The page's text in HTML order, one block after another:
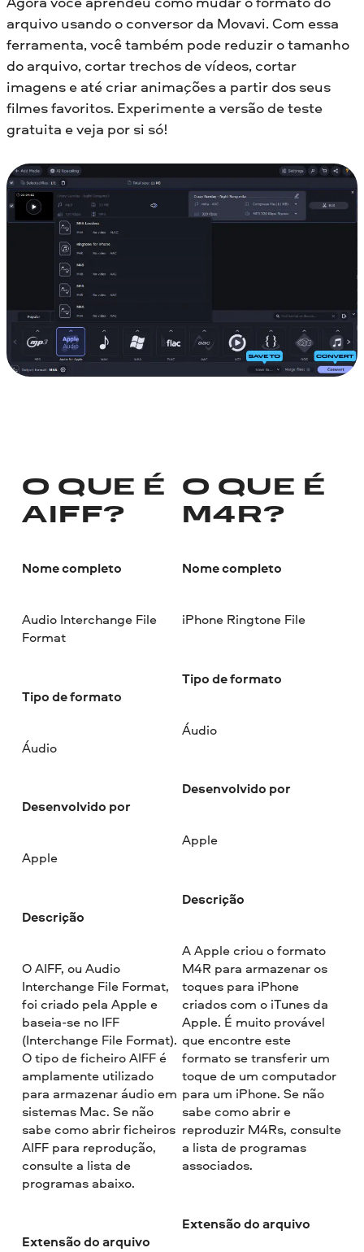
arquivo usando o conversor da Movavi. Com essa
ferramenta, você também pode reduzir o tamanho
do arquivo, cortar trechos de vídeos, cortar
imagens e até criar animações a partir dos seus
filmes favoritos. Experimente a versão de teste
gratuita e veja por si só!
O QUE É
AIFF?
Nome completo
Audio Interchange File
Format
Tipo de formato
Áudio
Desenvolvido por
Apple
Descrição
O AIFF, ou Audio
Interchange File Format,
foi criado pela Apple e
baseia-se no IFF
(Interchange File Format).
O tipo de ficheiro AIFF é
amplamente utilizado
para armazenar áudio em
sistemas Mac. Se não
sabe como abrir ficheiros
AIFF para reprodução,
consulte a lista de
programas abaixo.
Extensão do arquivo
O QUE É
M4R?
Nome completo
iPhone Ringtone File
Tipo de formato
Áudio
Desenvolvido por
Apple
Descrição
A Apple criou o formato
M4R para armazenar os
toques para iPhone
criados com o iTunes da
Apple. É muito provável
que encontre este
formato se transferir um
toque de um computador
para um iPhone. Se não
sabe como abrir e
reproduzir M4Rs, consulte
a lista de programas
associados.
Extensão do arquivo